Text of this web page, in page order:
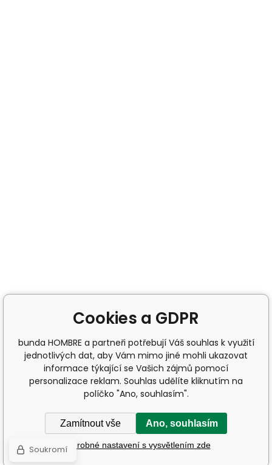
Cookies a GDPR
bunda HOMBRE a partneři potřebují Váš souhlas k využití
jednotlivých dat, aby Vám mimo jiné mohli ukazovat
informace týkající se Vašich zájmů pomocí
personalizace reklam. Souhlas udělíte kliknutím na
políčko "Ano, souhlasím".
Zamítnout vše Ano, souhlasím
Podrobné nastavení s vysvětlením zde
Soukromí